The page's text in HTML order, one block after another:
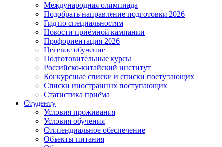
Международная олимпиада
Подобрать направление подготовки 2026
Гид по специальностям
Новости приёмной кампании
Профориентация 2026
Целевое обучение
Подготовительные курсы
Российско-китайский институт
Конкурсные списки и списки поступающих
Списки иностранных поступающих
Статистика приёма
Студенту
Условия проживания
Условия обучения
Стипендиальное обеспечение
Объекты питания